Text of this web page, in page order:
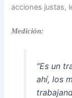
acciones justas,
Medición:
“Es un
ahí, los